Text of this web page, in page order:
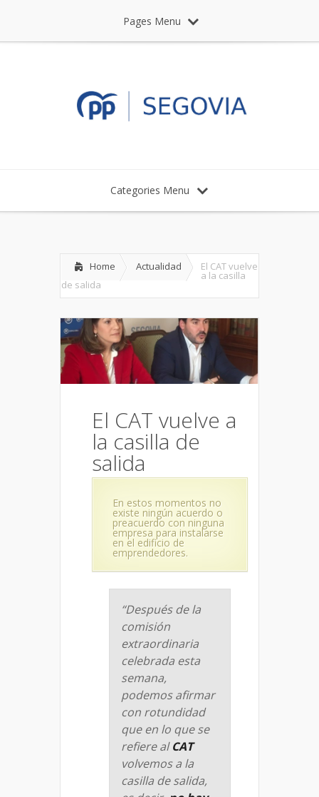
Pages Menu
Categories Menu
Home Actualidad El CAT vuelve
a la casilla
de salida
El CAT vuelve a
la casilla de
salida
En estos momentos no
existe ningún acuerdo o
preacuerdo con ninguna
empresa para instalarse
en el edificio de
emprendedores.
“Después de la
comisión
extraordinaria
celebrada esta
semana,
podemos afirmar
con rotundidad
que en lo que se
refiere alCAT
volvemos a la
casilla de salida,